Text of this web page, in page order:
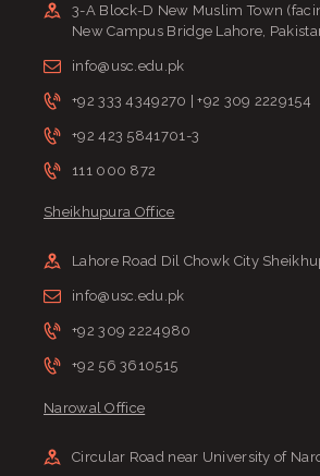
3-A Block-D New Muslim Town
New Campus Bridge Lahore,
info@usc.edu.pk
+92 333 4349270 | +92 309 2229154
+92 423 5841701-3
111 000 872
Sheikhupura Office
Lahore Road Dil Chowk City
info@usc.edu.pk
+92 309 2224980
+92 56 3610515
Narowal Office
Circular Road near University of